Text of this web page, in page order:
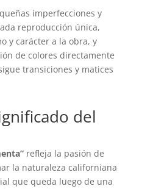
imperfecciones y
reproducción única,
y carácter a la obra, y
de colores directamente
transiciones y matices
del
refleja la pasión de
la naturaleza californiana
que queda luego de una